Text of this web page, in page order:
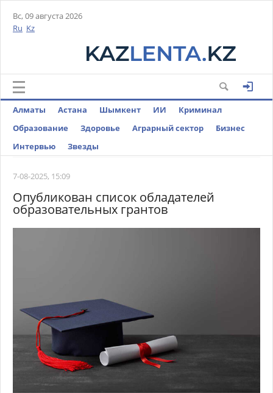
Вс, 09 августа 2026
Ru Kz
Алматы Астана Шымкент ИИ
Криминал
Образование
Здоровье Аграрный сектор
Бизнес
Интервью
Звезды
7-08-2025, 15:09
Опубликован список обладателей
образовательных грантов